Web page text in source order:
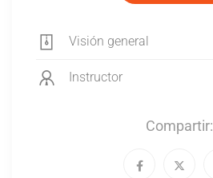
Visión general
Instructor
Compartir: